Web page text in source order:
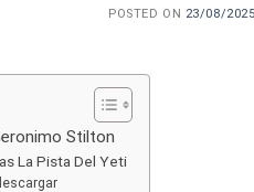
POSTED ON 23/08/2025
Stilton
La Pista Del Yeti